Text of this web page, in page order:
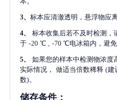
3、 标本应清澈透明，悬浮物应
4、
标本收集后若不及时检测，
于 -20 ℃ , -70 ℃电冰箱内，避免
5、
如果您的样本中检测物浓度
实际情况，
做适当倍数稀释 (建
数)。
储存条件：